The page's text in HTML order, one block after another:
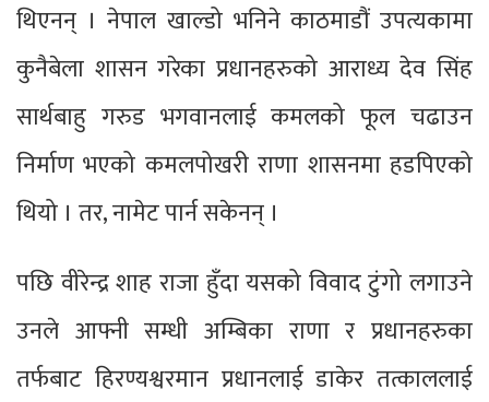
थिएनन् । नेपाल खाल्डो भनिने काठमाडौं उपत्यकामा
कुनैबेला शासन गरेका प्रधानहरुको आराध्य देव सिंह
सार्थबाहु गरुड भगवानलाई कमलको फूल चढाउन
निर्माण भएको कमलपोखरी राणा शासनमा हडपिएको
थियो । तर, नामेट पार्न सकेनन् ।
पछि वीरेन्द्र शाह राजा हुँदा यसको विवाद टुंगो लगाउने
उनले आफ्नी सम्धी अम्बिका राणा र प्रधानहरुका
तर्फबाट हिरण्यश्वरमान प्रधानलाई डाकेर तत्काललाई